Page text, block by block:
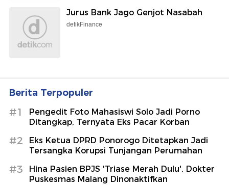
Jurus Bank Jago Genjot Nasabah
detikFinance
Berita Terpopuler
#1
Pengedit Foto Mahasiswi Solo Jadi Porno
Ditangkap, Ternyata Eks Pacar Korban
#2
Eks Ketua DPRD Ponorogo Ditetapkan Jadi
Tersangka Korupsi Tunjangan Perumahan
#3
Hina Pasien BPJS 'Triase Merah Dulu', Dokter
Puskesmas Malang Dinonaktifkan